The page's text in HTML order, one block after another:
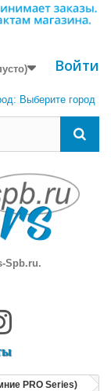
Войти
Выберите город
Spb.ru.
PRO Series)